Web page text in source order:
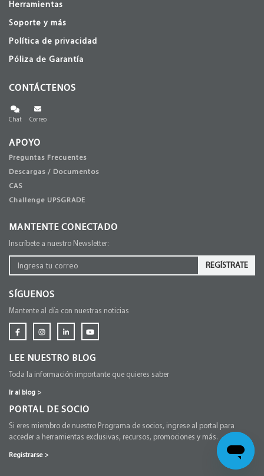
Herramientas
Soporte y más
Política de privacidad
Póliza de Garantía
CONTÁCTENOS
Chat Correo
APOYO
Preguntas Frecuentes
Descargas / Documentos
CAS
Challenge UPSGRADE
MANTENTE CONECTADO
Inscríbete a nuestro Newsletter:
REGÍSTRATE
SÍGUENOS
Mantente al día con nuestras noticias
LEE NUESTRO BLOG
Toda la información importante que quieres saber
Ir al blog >
PORTAL DE SOCIO
Si eres miembro de nuestro Programa de socios, ingrese al portal para
acceder a herramientas exclusivas, recursos, promociones y más.
Registrarse >